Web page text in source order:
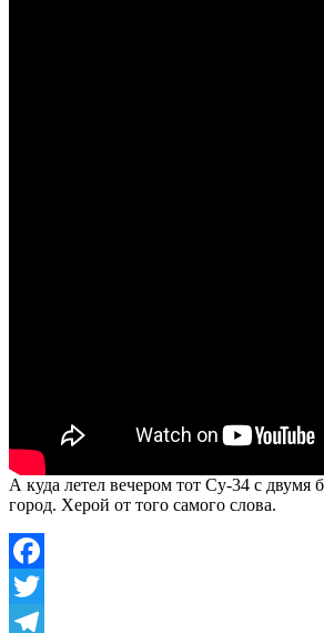
А куда летел вечером тот Су-34 с
город. Херой от того самого слова.
Facebook
Twitter